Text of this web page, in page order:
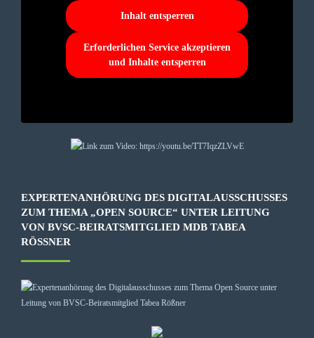
Inhalt entsperren
Erforderlichen Service akzeptieren
und Inhalte entsperren
EXPERTENANHÖRUNG DES DIGITALAUSSCHUSSES
ZUM THEMA „OPEN SOURCE“ UNTER LEITUNG
VON BVSC-BEIRATSMITGLIED MDB TABEA
RÖSSNER